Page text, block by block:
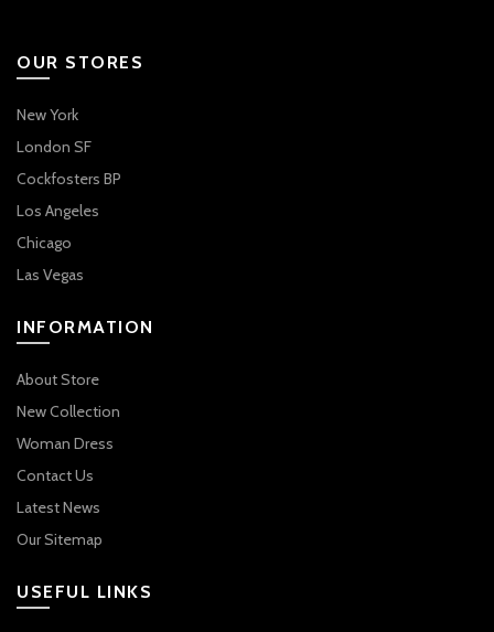
OUR STORES
New York
London SF
Cockfosters BP
Los Angeles
Chicago
Las Vegas
INFORMATION
About Store
New Collection
Woman Dress
Contact Us
Latest News
Our Sitemap
USEFUL LINKS